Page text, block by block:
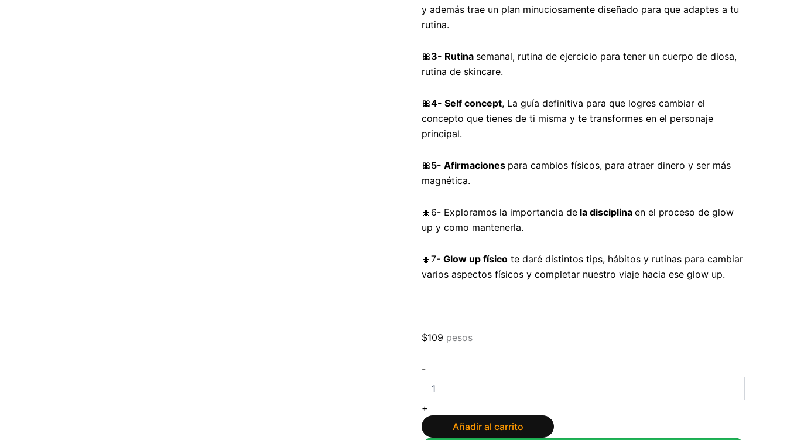
y además trae un plan minuciosamente diseñado para que adaptes a tu
rutina.
🎀3- Rutina semanal, rutina de ejercicio para tener un cuerpo de diosa,
rutina de skincare.
🎀4- Self concept, La guía definitiva para que logres cambiar el
concepto que tienes de ti misma y te transformes en el personaje
principal.
🎀5- Afirmaciones para cambios físicos, para atraer dinero y ser más
magnética.
🎀6- Exploramos la importancia de la disciplina en el proceso de glow
up y como mantenerla.
🎀7- Glow up físico te daré distintos tips, hábitos y rutinas para cambiar
varios aspectos físicos y completar nuestro viaje hacia ese glow up.
$109 pesos
-
Glow
up
de
esa
de
+
Añadir al carrito